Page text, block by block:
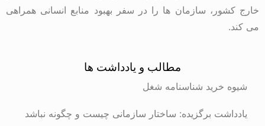
خارج کشور، سازمان ها را در سفر بهبود منابع انسانی همراهی
می کند.
مطالب و یادداشت ها
شیوه خرید شناسنامه شغل
یادداشت برگزیده: ساختار سازمانی چیست و چگونه نباشد